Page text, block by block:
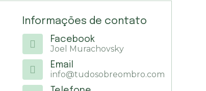
Informações de contato
Facebook
Joel Murachovsky
Email
info@tudosobreombro.com